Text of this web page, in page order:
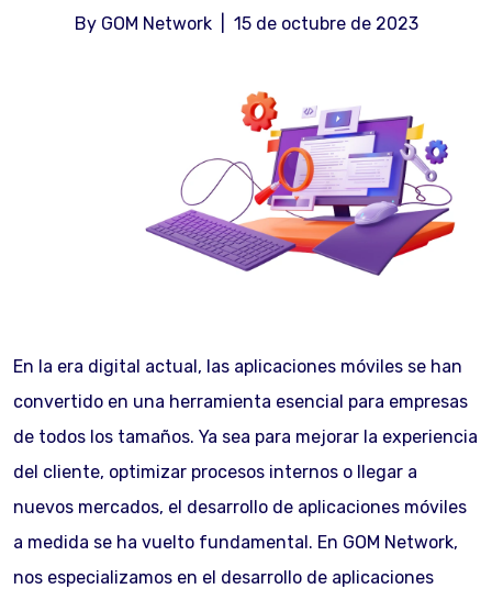
By GOM Network 15 de octubre de 2023
En la era digital actual, las aplicaciones móviles se han
convertido en una herramienta esencial para empresas
de todos los tamaños. Ya sea para mejorar la experiencia
del cliente, optimizar procesos internos o llegar a
nuevos mercados, el desarrollo de aplicaciones móviles
a medida se ha vuelto fundamental. En GOM Network,
nos especializamos en el desarrollo de aplicaciones